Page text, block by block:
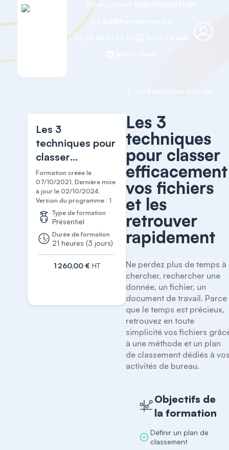
Votre contact
Les 3
techniques pour
classer
efficacement
vos fichiers et
les retrouver
rapidement
Formation créée le
07/10/2021. Dernière mise
à jour le 02/10/2024.
Version du programme : 1
Type de formation
Présentiel
Durée de formation
21 heures (3 jours)
1 260,00 € HT
Les 3
techniques
pour classer
efficacement
vos fichiers
et les
retrouver
rapidement
Ne perdez plus de temps à
chercher, rechercher une
donnée, un fichier, un
document de travail. Parce
que le temps est précieux,
retrouvez en toute
simplicité vos fichiers
à une méthode et un plan
de classement dédiés à
activités de bureau.
Objectifs de
la formation
Définir un plan de
classement